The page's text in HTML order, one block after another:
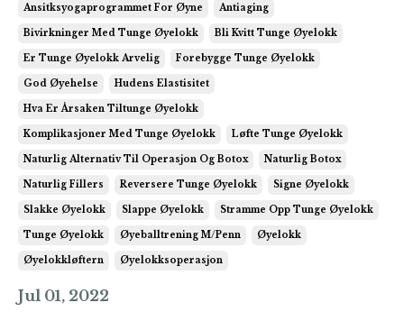
Ansitksyogaprogrammet For Øyne Antiaging
Bivirkninger Med Tunge Øyelokk Bli Kvitt Tunge Øyelokk
Er Tunge Øyelokk Arvelig Forebygge Tunge Øyelokk
God Øyehelse Hudens Elastisitet
Hva Er Årsaken Tiltunge Øyelokk
Komplikasjoner Med Tunge Øyelokk Løfte Tunge Øyelokk
Naturlig Alternativ Til Operasjon Og Botox Naturlig Botox
Naturlig Fillers Reversere Tunge Øyelokk Signe Øyelokk
Slakke Øyelokk Slappe Øyelokk Stramme Opp Tunge Øyelokk
Tunge Øyelokk Øyeballtrening M/penn Øyelokk
Øyelokkløftern Øyelokksoperasjon
Jul 01, 2022